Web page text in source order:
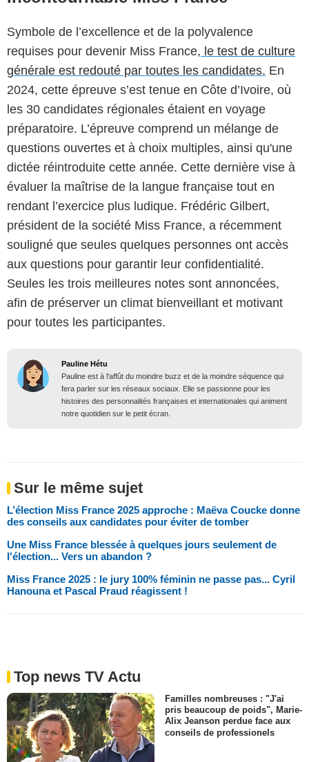
Symbole de l’excellence et de la polyvalence
requises pour devenir Miss France, le test de culture
générale est redouté par toutes les candidates. En
2024, cette épreuve s’est tenue en Côte d’Ivoire, où
les 30 candidates régionales étaient en voyage
préparatoire. L’épreuve comprend un mélange de
questions ouvertes et à choix multiples, ainsi qu'une
dictée réintroduite cette année. Cette dernière vise à
évaluer la maîtrise de la langue française tout en
rendant l’exercice plus ludique. Frédéric Gilbert,
président de la société Miss France, a récemment
souligné que seules quelques personnes ont accès
aux questions pour garantir leur confidentialité.
Seules les trois meilleures notes sont annoncées,
afin de préserver un climat bienveillant et motivant
pour toutes les participantes.
Pauline Hétu
Pauline est à l'affût du moindre buzz et de la moindre séquence qui
fera parler sur les réseaux sociaux. Elle se passionne pour les
histoires des personnalités françaises et internationales qui animent
notre quotidien sur le petit écran.
Sur le même sujet
L’élection Miss France 2025 approche : Maëva Coucke donne
des conseils aux candidates pour éviter de tomber
Une Miss France blessée à quelques jours seulement de
l'élection... Vers un abandon ?
Miss France 2025 : le jury 100% féminin ne passe pas... Cyril
Hanouna et Pascal Praud réagissent !
Top news TV Actu
Familles nombreuses : "J'ai
pris beaucoup de poids", Marie-
Alix Jeanson perdue face aux
conseils de professionels